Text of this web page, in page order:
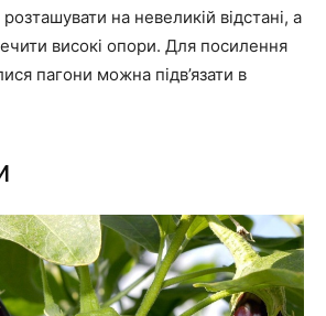
на невеликій відстані, а
високі опори. Для посилення
пагони можна підв’язати в